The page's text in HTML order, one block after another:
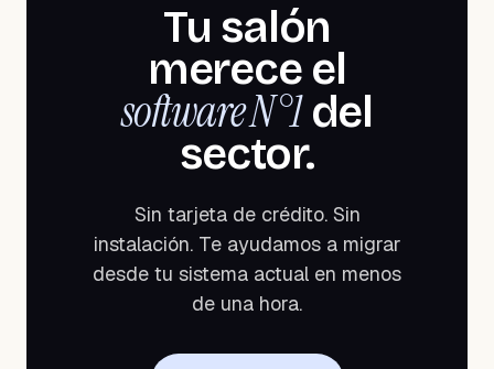
Tu salón
merece el
software N°1del
sector.
Sin tarjeta de crédito. Sin
instalación. Te ayudamos a migrar
desde tu sistema actual en menos
de una hora.